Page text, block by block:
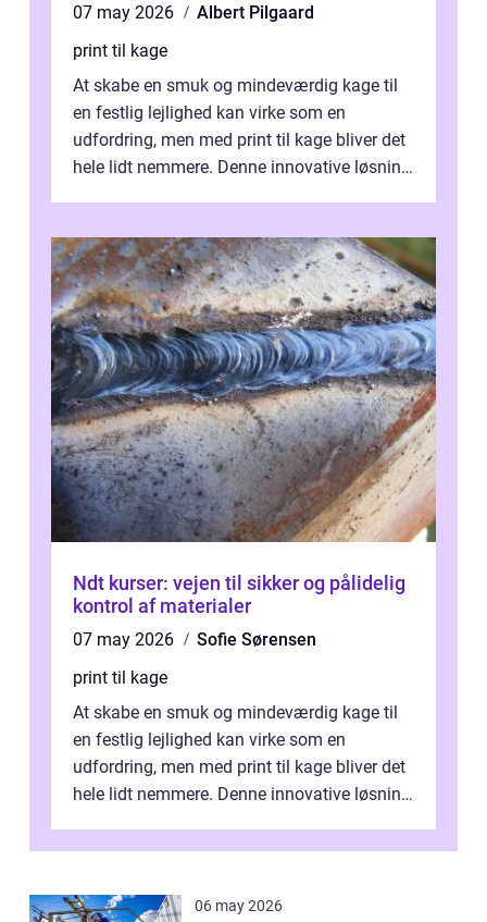
07 may 2026
Albert Pilgaard
print til kage
At skabe en smuk og mindeværdig kage til
en festlig lejlighed kan virke som en
udfordring, men med print til kage bliver det
hele lidt nemmere. Denne innovative løsning
Ndt kurser: vejen til sikker og pålidelig
kontrol af materialer
07 may 2026
Sofie Sørensen
print til kage
At skabe en smuk og mindeværdig kage til
en festlig lejlighed kan virke som en
udfordring, men med print til kage bliver det
hele lidt nemmere. Denne innovative løsning
06 may 2026